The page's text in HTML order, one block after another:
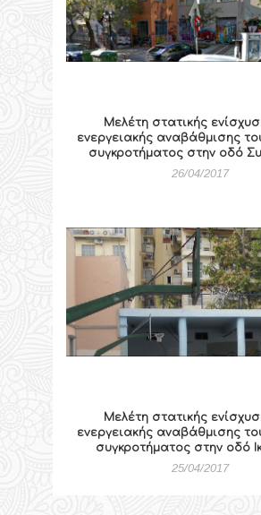
Μελέτη στατικής
ενεργειακής αναβάθμισης
συγκροτήματος στην οδό
26/04/2017
Μελέτη στατικής
ενεργειακής αναβάθμισης
συγκροτήματος στην οδό
25/04/2017